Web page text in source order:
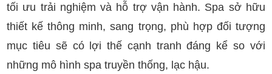
tối ưu trải nghiệm và hỗ trợ vận hành. Spa sở hữu
thiết kế thông minh, sang trọng, phù hợp đối tượng
mục tiêu sẽ có lợi thế cạnh tranh đáng kể so với
những mô hình spa truyền thống, lạc hậu.